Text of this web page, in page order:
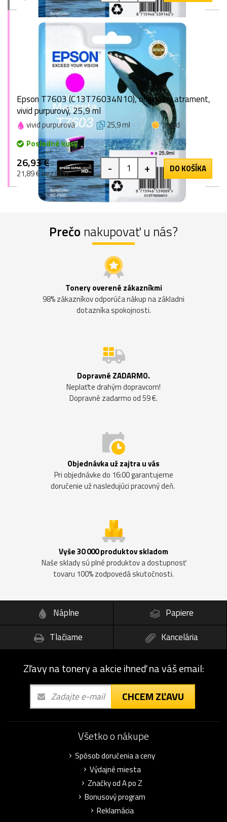
Epson T7603 (C13T76034N10), originálny atrament,
vivid purpurový, 25,9 ml
vivid purpurová 25,9 ml
1 bod
Posledné kusy
26,93 €
21,89 € bez DPH - + DO KOŠÍKA
Prečo nakupovať u nás?
Tonery overené zákazníkmi
98% zákazníkov odporúča nákup na základni
dotazníka spokojnosti.
Dopravné ZADARMO.
Neplaťte drahým dopravcom!
Dopravné zadarmo od 59 €.
Objednávka už zajtra u vás
Pri objednávke do 16:00 garantujeme
doručenie už nasledujúci pracovný deň.
Vyše 30 000 produktov skladom
Naše sklady sú plné produktov a dostupnosť
tovaru 100% zodpovedá skutočnosti.
Náplne
Papiere
Tlačiarne
Kancelária
Zľavy na tonery a akcie ihneď na váš email:
CHCEM ZĽAVU
Všetko o nákupe
Spôsob doručenia a ceny
Výdajné miesta
Značky od A po Z
Bonusový program
Reklamácia